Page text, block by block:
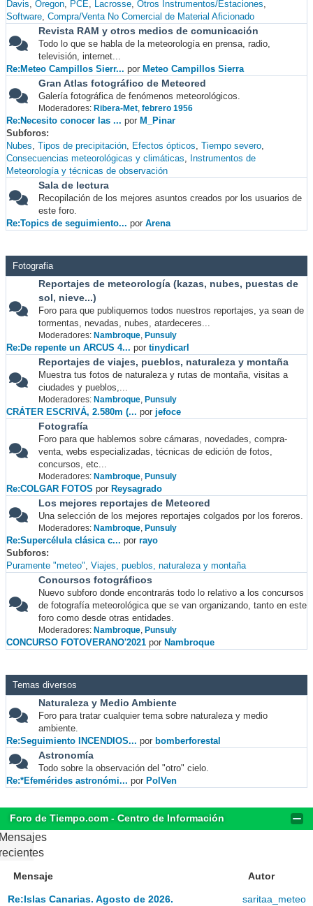
Davis Oregon PCE Lacrosse Otros Instrumentos/Estaciones
Software Compra/Venta No Comercial de Material Aficionado
Revista RAM y otros medios de comunicación
Todo lo que se habla de la meteorología en prensa, radio,
televisión, internet...
Re:Meteo Campillos Sierr... por Meteo Campillos Sierra
Gran Atlas fotográfico de Meteored
Galería fotográfica de fenómenos meteorológicos.
Moderadores: Ribera-Met, febrero 1956
Re:Necesito conocer las ... por M_Pinar
Subforos
Nubes Tipos de precipitación Efectos ópticos Tiempo severo
Consecuencias meteorológicas y climáticas
Instrumentos de
Meteorología y técnicas de observación
Sala de lectura
Recopilación de los mejores asuntos creados por los usuarios de
este foro.
Re:Topics de seguimiento... por Arena
Fotografia
Reportajes de meteorología (kazas, nubes, puestas de
sol, nieve...)
Foro para que publiquemos todos nuestros reportajes, ya sean de
tormentas, nevadas, nubes, atardeceres...
Moderadores: Nambroque, Punsuly
Re:De repente un ARCUS 4... por tinydicarl
Reportajes de viajes, pueblos, naturaleza y montaña
Muestra tus fotos de naturaleza y rutas de montaña, visitas a
ciudades y pueblos,...
Moderadores: Nambroque, Punsuly
CRÁTER ESCRIVÁ, 2.580m (... por jefoce
Fotografía
Foro para que hablemos sobre cámaras, novedades, compra-
venta, webs especializadas, técnicas de edición de fotos,
concursos, etc...
Moderadores: Nambroque, Punsuly
Re:COLGAR FOTOS por Reysagrado
Los mejores reportajes de Meteored
Una selección de los mejores reportajes colgados por los foreros.
Moderadores: Nambroque, Punsuly
Re:Supercélula clásica c... por rayo
Subforos
Puramente "meteo" Viajes, pueblos, naturaleza y montaña
Concursos fotográficos
Nuevo subforo donde encontrarás todo lo relativo a los concursos
de fotografía meteorológica que se van organizando, tanto en este
foro como desde otras entidades.
Moderadores: Nambroque, Punsuly
CONCURSO FOTOVERANO'2021 por Nambroque
Temas diversos
Naturaleza y Medio Ambiente
Foro para tratar cualquier tema sobre naturaleza y medio
ambiente.
Re:Seguimiento INCENDIOS... por bomberforestal
Astronomía
Todo sobre la observación del "otro" cielo.
Re:*Efemérides astronómi... por PolVen
Foro de Tiempo.com - Centro de Información
Mensaje Autor
Re:Islas Canarias. Agosto de 2026.
saritaa_meteo